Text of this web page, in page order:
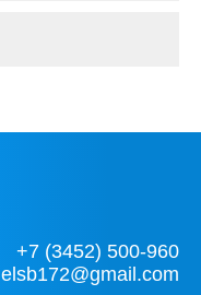
+7 (3452) 500-960
elsb172@gmail.com